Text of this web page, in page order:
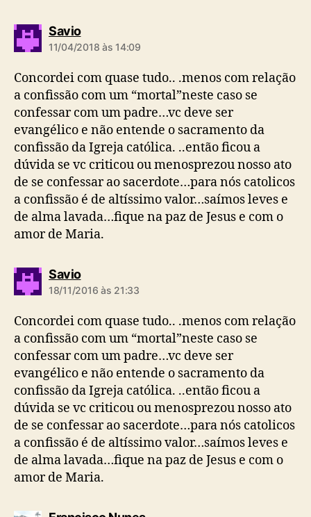
Saviod
i
11/04/2018 às 14:09
Concordei com quase tudo.. .menos com relação
a confissão com um “mortal”neste caso se
confessar com um padre…vc deve ser
evangélico e não entende o sacramento da
confissão da Igreja católica. ..então ficou a
dúvida se vc criticou ou menosprezou nosso ato
de se confessar ao sacerdote…para nós catolicos
a confissão é de altíssimo valor…saímos leves e
de alma lavada…fique na paz de Jesus e com o
amor de Maria.
Saviod
i
18/11/2016 às 21:33
Concordei com quase tudo.. .menos com relação
a confissão com um “mortal”neste caso se
confessar com um padre…vc deve ser
evangélico e não entende o sacramento da
confissão da Igreja católica. ..então ficou a
dúvida se vc criticou ou menosprezou nosso ato
de se confessar ao sacerdote…para nós catolicos
a confissão é de altíssimo valor…saímos leves e
de alma lavada…fique na paz de Jesus e com o
amor de Maria.